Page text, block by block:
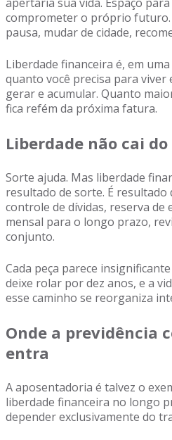
comprometer o próprio futuro.
pausa, mudar de cidade,
Liberdade financeira é, em
quanto você precisa para viver
gerar e acumular. Quanto
fica refém da próxima fatura.
Liberdade não cai do
Sorte ajuda. Mas liberdade
resultado de sorte. É resultado
controle de dívidas, reserva de
mensal para o longo prazo,
conjunto.
Cada peça parece
deixe rolar por dez anos, e a
esse caminho se reorganiza
Onde a previdência
entra
A aposentadoria é talvez o
liberdade financeira no longo
depender exclusivamente do